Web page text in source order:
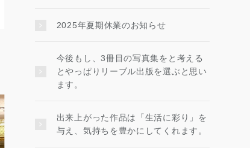
2025年夏期休業のお知らせ
今後もし、3冊目の写真集をと考える
とやっぱりリーブル出版を選ぶと思い
ます。
出来上がった作品は「生活に彩り」を
与え、気持ちを豊かにしてくれます。